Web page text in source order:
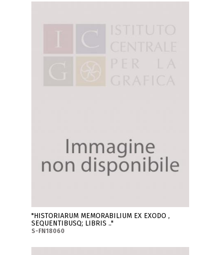
"HISTORIARUM MEMORABILIUM EX EXODO ,
SEQUENTIBUSQ; LIBRIS .."
S-FN18060